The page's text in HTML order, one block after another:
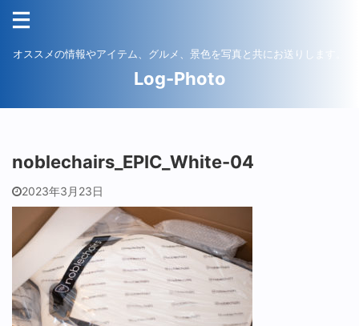
オススメの情報やアイテム、グルメ、景色を写真と共にお送りします。
Log-Photo
noblechairs_EPIC_White-04
2023年3月23日